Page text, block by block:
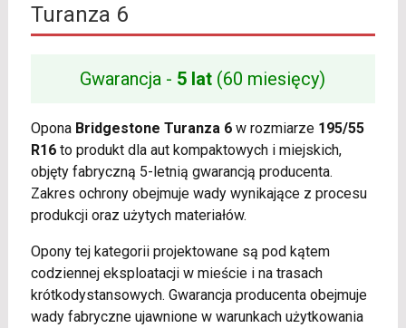
Turanza 6
Gwarancja - 5 lat (60 miesięcy)
Opona Bridgestone Turanza 6w rozmiarze 195/55
R16to produkt dla aut kompaktowych i miejskich,
objęty fabryczną 5-letnią gwarancją producenta.
Zakres ochrony obejmuje wady wynikające z procesu
produkcji oraz użytych materiałów.
Opony tej kategorii projektowane są pod kątem
codziennej eksploatacji w mieście i na trasach
krótkodystansowych. Gwarancja producenta obejmuje
wady fabryczne ujawnione w warunkach użytkowania